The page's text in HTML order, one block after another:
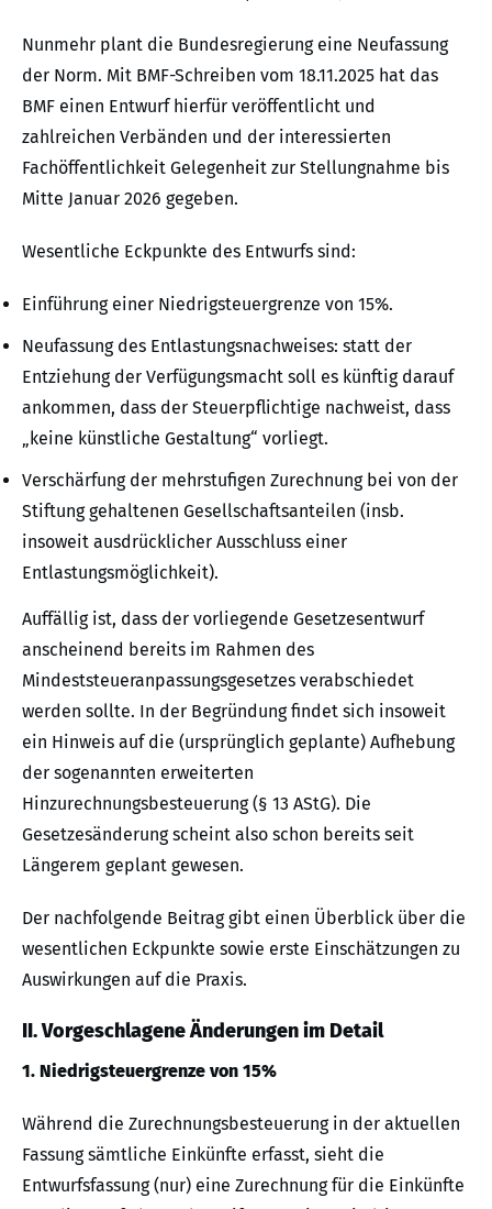
Nunmehr plant die Bundesregierung eine Neufassung
der Norm. Mit BMF-Schreiben vom 18.11.2025 hat das
BMF einen Entwurf hierfür veröffentlicht und
zahlreichen Verbänden und der interessierten
Fachöffentlichkeit Gelegenheit zur Stellungnahme bis
Mitte Januar 2026 gegeben.
Wesentliche Eckpunkte des Entwurfs sind:
Einführung einer Niedrigsteuergrenze von 15%.
Neufassung des Entlastungsnachweises: statt der
Entziehung der Verfügungsmacht soll es künftig darauf
ankommen, dass der Steuerpflichtige nachweist, dass
„keine künstliche Gestaltung“ vorliegt.
Verschärfung der mehrstufigen Zurechnung bei von der
Stiftung gehaltenen Gesellschaftsanteilen (insb.
insoweit ausdrücklicher Ausschluss einer
Entlastungsmöglichkeit).
Auffällig ist, dass der vorliegende Gesetzesentwurf
anscheinend bereits im Rahmen des
Mindeststeueranpassungsgesetzes verabschiedet
werden sollte. In der Begründung findet sich insoweit
ein Hinweis auf die (ursprünglich geplante) Aufhebung
der sogenannten erweiterten
Hinzurechnungsbesteuerung (§ 13 AStG). Die
Gesetzesänderung scheint also schon bereits seit
Längerem geplant gewesen.
Der nachfolgende Beitrag gibt einen Überblick über die
wesentlichen Eckpunkte sowie erste Einschätzungen zu
Auswirkungen auf die Praxis.
II. Vorgeschlagene Änderungen im Detail
1. Niedrigsteuergrenze von 15%
Während die Zurechnungsbesteuerung in der aktuellen
Fassung sämtliche Einkünfte erfasst, sieht die
Entwurfsfassung (nur) eine Zurechnung für die Einkünfte